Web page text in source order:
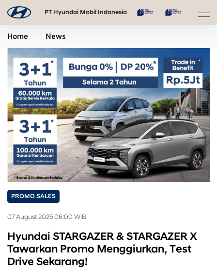
PT Hyundai Mobil Indonesia
Home News
PROMO SALES
07 August 2025 06:00 WIB
Hyundai STARGAZER & STARGAZER X
Tawarkan Promo Menggiurkan, Test
Drive Sekarang!